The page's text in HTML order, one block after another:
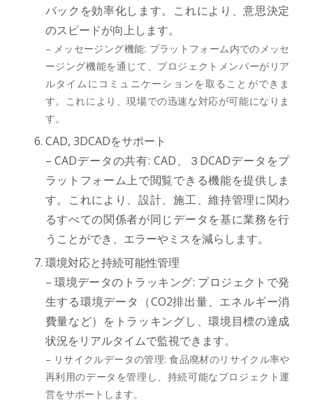
バックを効率化します。これにより、意思決定
のスピードが向上します。
– メッセージング機能: プラットフォーム内でのメッセ
ージング機能を通じて、プロジェクトメンバーがリア
ルタイムにコミュニケーションを取ることができま
す。これにより、現場での迅速な対応が可能になりま
す。
CAD, 3DCADをサポート
– CADデータの共有: CAD、３DCADデータをプ
ラットフォーム上で閲覧できる機能を提供しま
す。これにより、設計、施工、維持管理に関わ
るすべての関係者が同じデータを基に業務を行
うことができ、エラーやミスを減らします。
環境対応と持続可能性管理
– 環境データのトラッキング: プロジェクトで発
生する環境データ（CO2排出量、エネルギー消
費量など）をトラッキングし、環境目標の達成
状況をリアルタイムで監視できます。
– リサイクルデータの管理: 食品廃材のリサイクル率や
再利用のデータを管理し、持続可能なプロジェクト運
営をサポートします。